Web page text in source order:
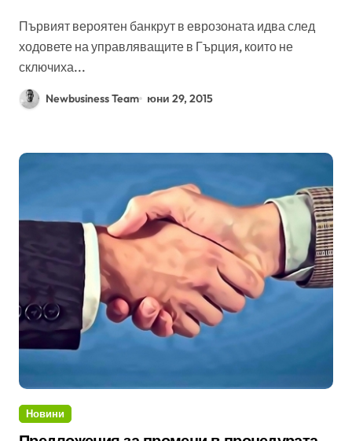
Първият вероятен банкрут в еврозоната идва след
ходовете на управляващите в Гърция, които не
сключиха...
Newbusiness Team юни 29, 2015
Новини